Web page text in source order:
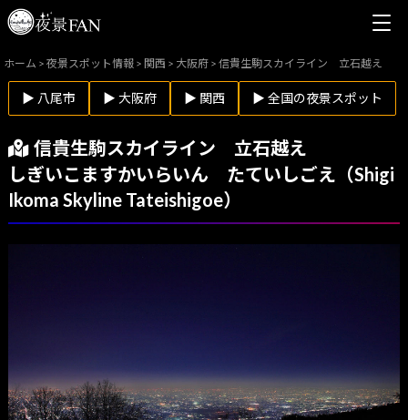
ホーム >夜景スポット情報 > 関西 > 大阪府 >信貴生駒スカイライン 立石越え
▶ 八尾市 ▶ 大阪府 ▶ 関西 ▶ 全国の夜景スポット
信貴生駒スカイライン 立石越え
しぎいこますかいらいん たていしごえ（Shigi
Ikoma Skyline Tateishigoe）